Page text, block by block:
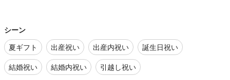
シーン
夏ギフト
出産祝い 出産内祝い
誕生日祝い
結婚祝い
結婚内祝い 引越し祝い